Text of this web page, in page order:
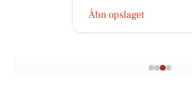
Åbn opslaget